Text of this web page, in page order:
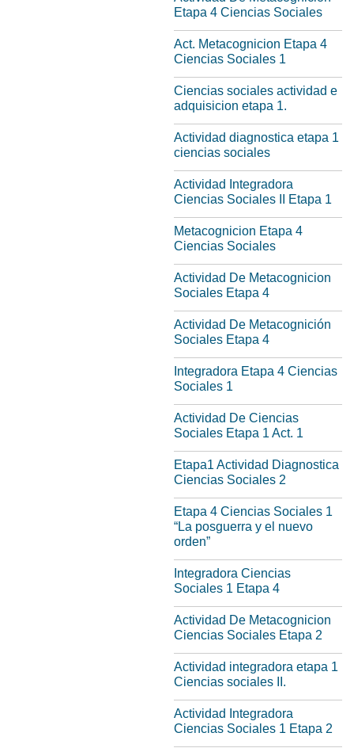
Etapa 4 Ciencias Sociales
Act. Metacognicion Etapa 4
Ciencias Sociales 1
Ciencias sociales actividad e
adquisicion etapa 1.
Actividad diagnostica etapa 1
ciencias sociales
Actividad Integradora
Ciencias Sociales II Etapa 1
Metacognicion Etapa 4
Ciencias Sociales
Actividad De Metacognicion
Sociales Etapa 4
Actividad De Metacognición
Sociales Etapa 4
Integradora Etapa 4 Ciencias
Sociales 1
Actividad De Ciencias
Sociales Etapa 1 Act. 1
Etapa1 Actividad Diagnostica
Ciencias Sociales 2
Etapa 4 Ciencias Sociales 1
“La posguerra y el nuevo
orden”
Integradora Ciencias
Sociales 1 Etapa 4
Actividad De Metacognicion
Ciencias Sociales Etapa 2
Actividad integradora etapa 1
Ciencias sociales II.
Actividad Integradora
Ciencias Sociales 1 Etapa 2